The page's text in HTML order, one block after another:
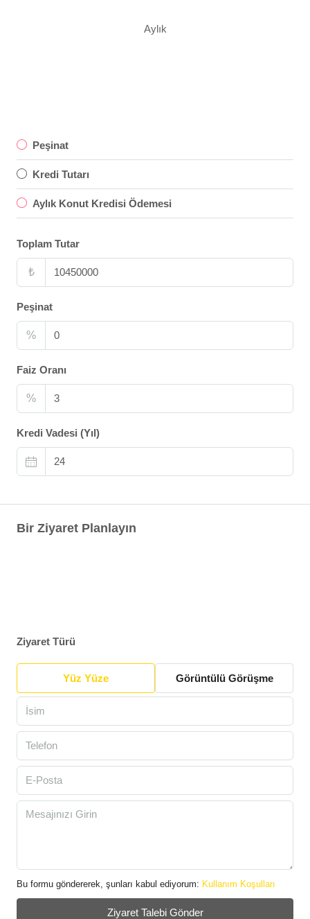
Aylık
Peşinat
Kredi Tutarı
Aylık Konut Kredisi Ödemesi
Toplam Tutar
₺
Peşinat
%
Faiz Oranı
%
Kredi Vadesi (Yıl)
Bir Ziyaret Planlayın
Ziyaret Türü
Yüz Yüze Görüntülü Görüşme
Bu formu göndererek, şunları kabul ediyorum: Kullanım Koşulları
Ziyaret Talebi Gönder